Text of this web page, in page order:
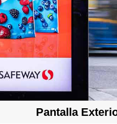
Pantalla